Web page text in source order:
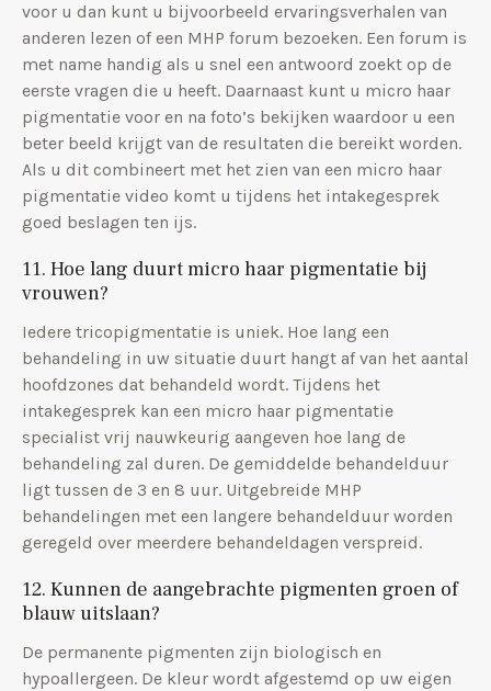
voor u dan kunt u bijvoorbeeld ervaringsverhalen van
anderen lezen of een MHP forum bezoeken. Een forum is
met name handig als u snel een antwoord zoekt op de
eerste vragen die u heeft. Daarnaast kunt u micro haar
pigmentatie voor en na foto’s bekijken waardoor u een
beter beeld krijgt van de resultaten die bereikt worden.
Als u dit combineert met het zien van een micro haar
pigmentatie video komt u tijdens het intakegesprek
goed beslagen ten ijs.
11. Hoe lang duurt micro haar pigmentatie bij
vrouwen?
Iedere tricopigmentatie is uniek. Hoe lang een
behandeling in uw situatie duurt hangt af van het aantal
hoofdzones dat behandeld wordt. Tijdens het
intakegesprek kan een micro haar pigmentatie
specialist vrij nauwkeurig aangeven hoe lang de
behandeling zal duren. De gemiddelde behandelduur
ligt tussen de 3 en 8 uur. Uitgebreide MHP
behandelingen met een langere behandelduur worden
geregeld over meerdere behandeldagen verspreid.
12. Kunnen de aangebrachte pigmenten groen of
blauw uitslaan?
De permanente pigmenten zijn biologisch en
hypoallergeen. De kleur wordt afgestemd op uw eigen